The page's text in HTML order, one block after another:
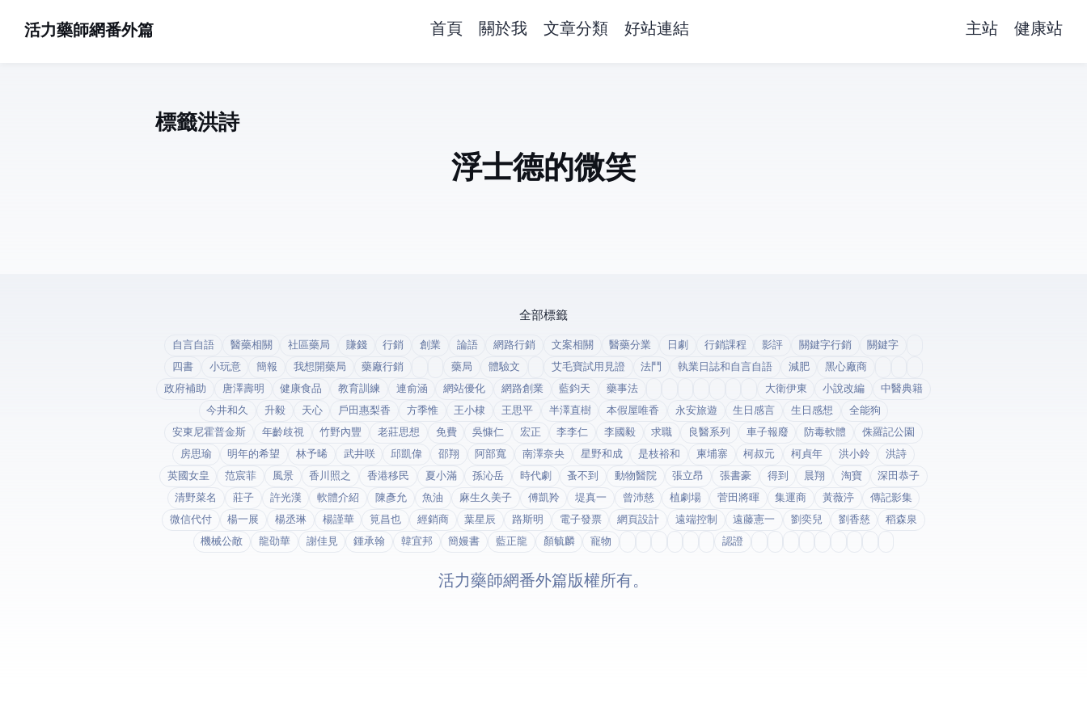
活力藥師網番外篇 首頁 關於我 文章分類 好站連結 主站 健康站
標籤: 洪詩 (1)
浮士德的微笑
全部標籤
自言自語 醫藥相關 社區藥局 賺錢 行銷 創業 論語 網路行銷 文案相關 醫藥分業 日劇 行銷課程 影評 關鍵字行銷
關鍵字
四書
小玩意 簡報 我想開藥局 藥廠行銷 藥局 體驗文 艾毛寶試用見證 法鬥 執業日誌和自言自語 減肥
黑心廠商
政府補助
唐澤壽明 健康食品 教育訓練 連俞涵 網站優化 網路創業 藍鈞天 藥事法 大衛伊東 小說改編
中醫典籍
今井和久
升毅 天心 戶田惠梨香 方季惟 王小棣 王思平 半澤直樹 本假屋唯香 永安旅遊 生日感言 生日感想
全能狗
安東尼霍普金斯
年齡歧視 竹野內豐 老莊思想 免費 吳慷仁 宏正 李李仁 李國毅 求職 良醫系列 車子報廢 防毒軟體
侏羅記公園
房思瑜
明年的希望 林予晞 武井咲 邱凱偉 邵翔 阿部寬 南澤奈央 星野和成 是枝裕和 柬埔寨 柯叔元 柯貞年 洪小鈴
洪詩
英國女皇
范宸菲 風景 香川照之 香港移民 夏小滿 孫沁岳 時代劇 蚤不到 動物醫院 張立昂 張書豪 得到app 晨翔 淘寶
深田恭子
清野菜名
莊子 許光漢 軟體介紹 陳彥允 魚油 麻生久美子 傅凱羚 堤真一 曾沛慈 植劇場 菅田將暉 集運商 黃薇渟
傳記影集
微信代付
楊一展 楊丞琳 楊謹華 筧昌也 經銷商 葉星辰 路斯明 電子發票 網頁設計 遠端控制 遠藤憲一 劉奕兒 劉香慈
稻森泉
機械公敵
龍劭華 謝佳見 鍾承翰 韓宜邦 簡嫚書 藍正龍 顏毓麟 寵物 fda認證
© 2026 活力藥師網番外篇. 版權所有。